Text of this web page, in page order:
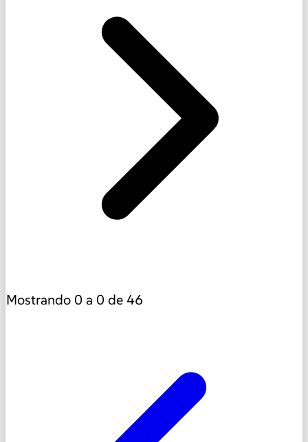
Mostrando 0 a 0 de 46